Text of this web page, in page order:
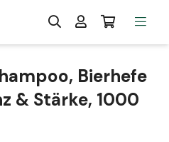
Bierhefe
& Stärke, 1000